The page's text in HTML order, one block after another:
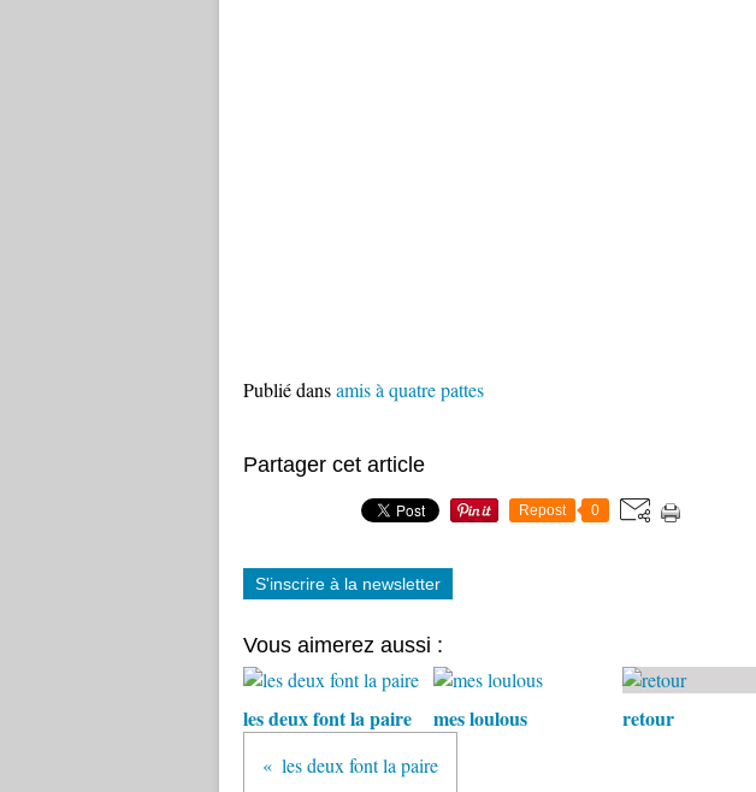
Publié dansamis à quatre pattes
Partager cet article
Repost 0
S'inscrire à la newsletter
Vous aimerez aussi :
les deux font la paire mes loulous retour
les deux font la paire